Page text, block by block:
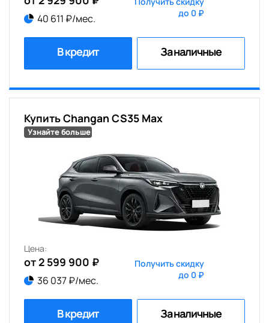
40 611 ₽/мес.
до 0 ₽
В кредит За наличные
Купить Changan CS35 Max
Узнайте больше
Цена:
от 2 599 900 ₽
36 037 ₽/мес.
Получить скидку
до 0 ₽
В кредит За наличные